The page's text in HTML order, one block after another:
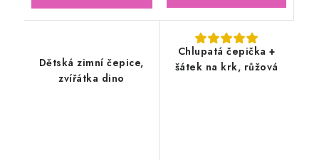
Dětská zimní čepice,
zvířátka dino
Chlupatá čepička +
šátek na krk, růžová